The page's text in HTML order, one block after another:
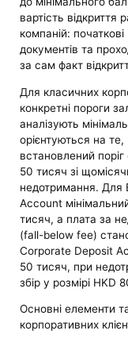
вартість відкриття
компаній:
документів та
за сам факт
Для класичних
конкретні пороги
аналізують
орієнтуються на
встановлений
50 тисяч зі
недотримання. Для
Account
тисяч, а плата за
(fall-below fee)
Corporate Deposit
50 тисяч, при
збір у розмірі HKD
Основні елементи
корпоративних